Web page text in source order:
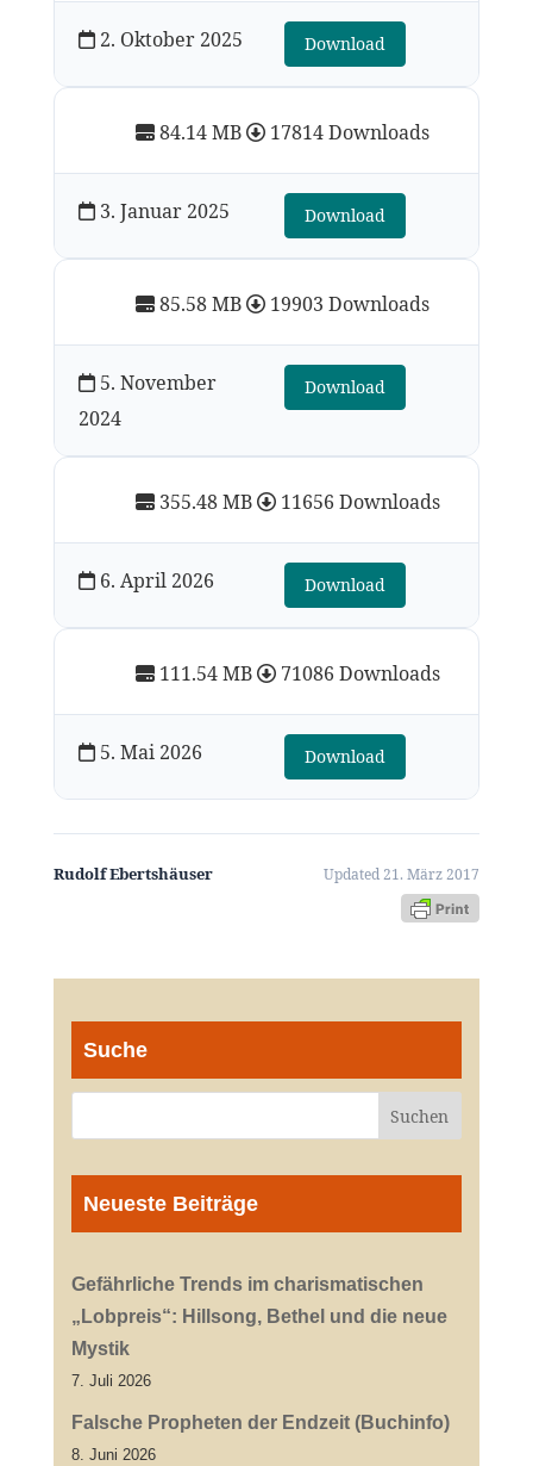
111.54 MB 71086 Downloads
5. Mai 2026 Download
355.48 MB 11656 Downloads
6. April 2026 Download
2. Oktober 2025 Download
84.14 MB 17814 Downloads
3. Januar 2025 Download
85.58 MB 19903 Downloads
5. November
2024
Download
Rudolf Ebertshäuser Updated 21. März 2017
Suche
Neueste Beiträge
Gefährliche Trends im charismatischen
„Lobpreis“: Hillsong, Bethel und die neue
Mystik
7. Juli 2026
Falsche Propheten der Endzeit (Buchinfo)
8. Juni 2026